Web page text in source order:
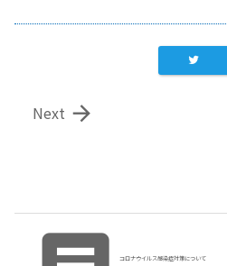

Next
コロナウイルス感染症対策について